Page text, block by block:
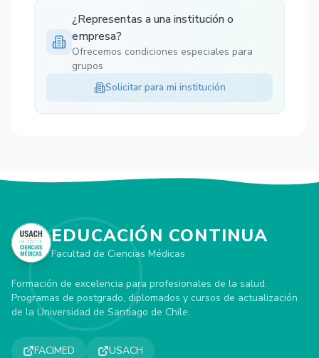
¿Representas a una institución o
empresa?
Ofrecemos condiciones especiales para
grupos
Solicitar para mi institución
EDUCACIÓN CONTINUA
Facultad de Ciencias Médicas
Formación de excelencia para profesionales de la salud.
Programas de postgrado, diplomados y cursos de actualización
de la Universidad de Santiago de Chile.
FACIMED USACH